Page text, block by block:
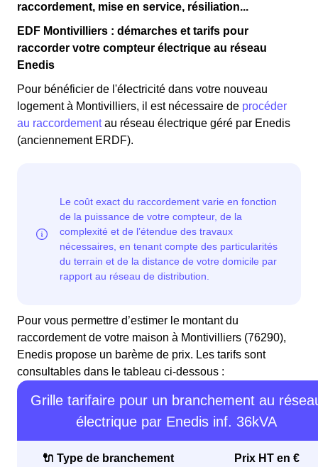
raccordement, mise en service, résiliation...
EDF Montivilliers : démarches et tarifs pour
raccorder votre compteur électrique au réseau
Enedis
Pour bénéficier de l'électricité dans votre nouveau
logement à Montivilliers, il est nécessaire de procéder
au raccordementau réseau électrique géré par Enedis
(anciennement ERDF).
Pour vous permettre d’estimer le montant du
raccordement de votre maison à Montivilliers (76290),
Enedis propose un barème de prix. Les tarifs sont
consultables dans le tableau ci-dessous :
Grille tarifaire pour un branchement au
électrique par Enedis inf. 36kVA
🔌 Type de branchement Prix HT en €